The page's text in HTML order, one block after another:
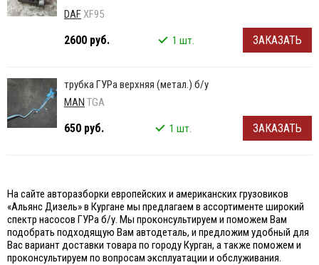
DAFXF95
2600 руб. 1 шт. ЗАКАЗАТЬ
трубка ГУРа верхняя (метал.) б/у
MAN TGA
650 руб. 1 шт. ЗАКАЗАТЬ
На сайте авторазборки европейских и американских грузовиков
«Альянс Дизель» в Кургане мы предлагаем в ассортименте широкий
спектр насосов ГУРа б/у. Мы проконсультируем и поможем Вам
подобрать подходящую Вам автодеталь, и предложим удобный для
Вас вариант доставки товара по городу Курган, а также поможем и
проконсультируем по вопросам эксплуатации и обслуживания.